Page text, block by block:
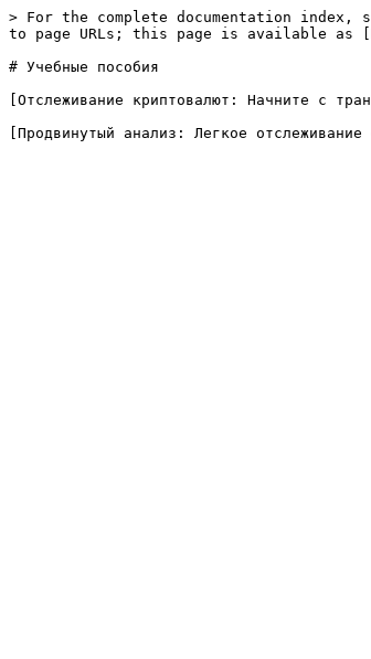
> For the complete documentation
to page URLs; this page is available as
# Учебные пособия
[Отслеживание криптовалют: Начните